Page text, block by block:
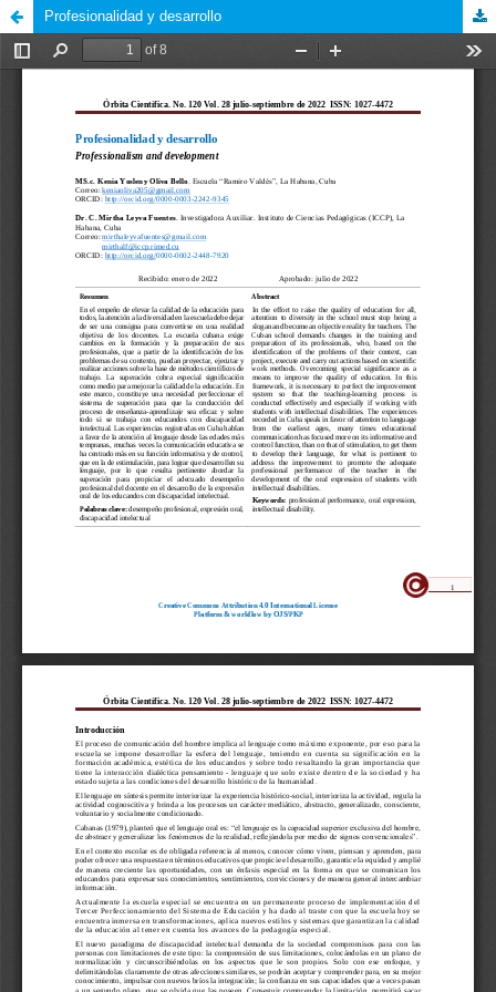
Profesionalidad y desarrollo